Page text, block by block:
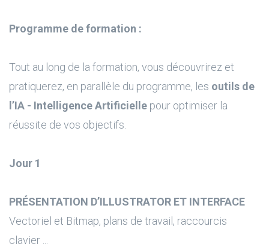
Programme de formation :
Tout au long de la formation, vous découvrirez et
pratiquerez, en parallèle du programme, les outils de
l’IA - Intelligence Artificielle pour optimiser la
réussite de vos objectifs.
Jour 1
PRÉSENTATION D’ILLUSTRATOR ET INTERFACE
Vectoriel et Bitmap, plans de travail, raccourcis
clavier ...